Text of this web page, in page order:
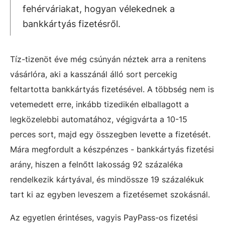
fehérváriakat, hogyan vélekednek a
bankkártyás fizetésről.
Tíz-tizenöt éve még csúnyán néztek arra a renitens
vásárlóra, aki a kasszánál álló sort percekig
feltartotta bankkártyás fizetésével. A többség nem is
vetemedett erre, inkább tizedikén elballagott a
legközelebbi automatához, végigvárta a 10-15
perces sort, majd egy összegben levette a fizetését.
Mára megfordult a készpénzes - bankkártyás fizetési
arány, hiszen a felnőtt lakosság 92 százaléka
rendelkezik kártyával, és mindössze 19 százalékuk
tart ki az egyben leveszem a fizetésemet szokásnál.
Az egyetlen érintéses, vagyis PayPass-os fizetési